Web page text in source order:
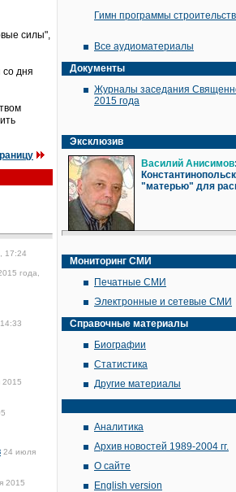
силы",
со дня
17:24
года,
2015
24 июля
2015
Гимн программы
Все аудиоматериалы
Документы
Журналы заседания
2015 года
Эксклюзив
Василий Анисимов
"матерью" для
Мониторинг СМИ
Печатные СМИ
Электронные и сетевые СМИ
Справочные материалы
Биографии
Статистика
Другие материалы
Аналитика
Архив новостей 1989-2004 гг.
О сайте
English version